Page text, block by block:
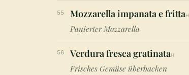
55 Mozzarella impanata e frittaH
Panierter Mozzarella
56 Verdura fresca gratinataH
Frisches Gemüse überbacken